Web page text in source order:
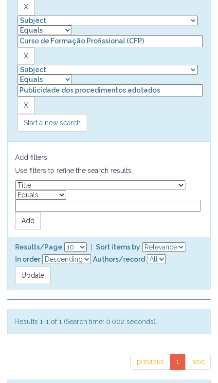
Start a new search
Add filters:
Use filters to refine the search results.
Results/Page
Sort items by
In order
Authors/record
Results 1-1 of 1 (Search time: 0.002 seconds).
previous 1 next